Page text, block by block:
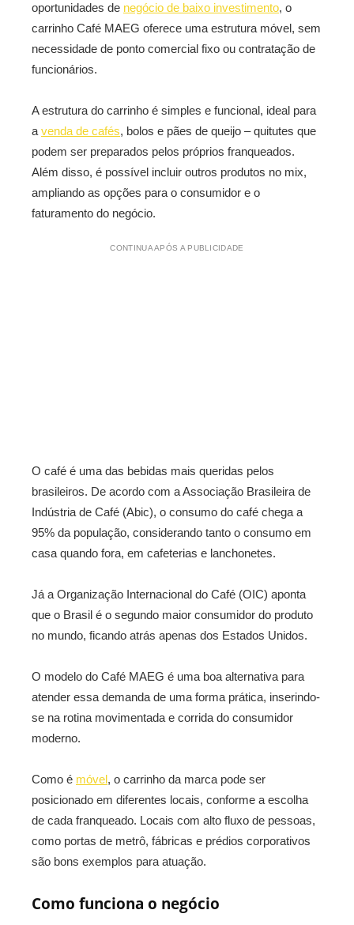
oportunidades de negócio de baixo investimento, o
carrinho Café MAEG oferece uma estrutura móvel, sem
necessidade de ponto comercial fixo ou contratação de
funcionários.
A estrutura do carrinho é simples e funcional, ideal para
a venda de cafés, bolos e pães de queijo – quitutes que
podem ser preparados pelos próprios franqueados.
Além disso, é possível incluir outros produtos no mix,
ampliando as opções para o consumidor e o
faturamento do negócio.
CONTINUA APÓS A PUBLICIDADE
O café é uma das bebidas mais queridas pelos
brasileiros. De acordo com a Associação Brasileira de
Indústria de Café (Abic), o consumo do café chega a
95% da população, considerando tanto o consumo em
casa quando fora, em cafeterias e lanchonetes.
Já a Organização Internacional do Café (OIC) aponta
que o Brasil é o segundo maior consumidor do produto
no mundo, ficando atrás apenas dos Estados Unidos.
O modelo do Café MAEG é uma boa alternativa para
atender essa demanda de uma forma prática, inserindo-
se na rotina movimentada e corrida do consumidor
moderno.
Como é móvel, o carrinho da marca pode ser
posicionado em diferentes locais, conforme a escolha
de cada franqueado. Locais com alto fluxo de pessoas,
como portas de metrô, fábricas e prédios corporativos
são bons exemplos para atuação.
Como funciona o negócio